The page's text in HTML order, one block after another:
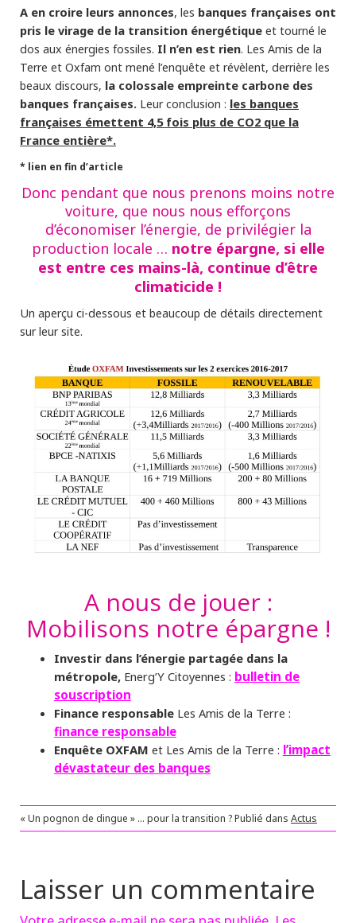
A en croire leurs annonces, les banques françaises ont
pris le virage de la transition énergétique et tourné le
dos aux énergies fossiles. Il n’en est rien. Les Amis de la
Terre et Oxfam ont mené l’enquête et révèlent, derrière les
beaux discours, la colossale empreinte carbone des
banques françaises. Leur conclusion : les banques
françaises émettent 4,5 fois plus de CO2 que la
France entière*.
* lien en fin d’article
Donc pendant que nous prenons moins notre
voiture, que nous nous efforçons
d’économiser l’énergie, de privilégier la
production locale … notre épargne, si elle
est entre ces mains-là, continue d’être
climaticide !
Un aperçu ci-dessous et beaucoup de détails directement
sur leur site.
A nous de jouer :
Mobilisons notre épargne !
Investir dans l’énergie partagée dans la
métropole, Energ’Y Citoyennes : bulletin de
souscription
Finance responsableLes Amis de la Terre :
finance responsable
Enquête OXFAM et Les Amis de la Terre : l’impact
dévastateur des banques
« Un pognon de dingue » … pour la transition ?Publié dans Actus
Laisser un commentaire